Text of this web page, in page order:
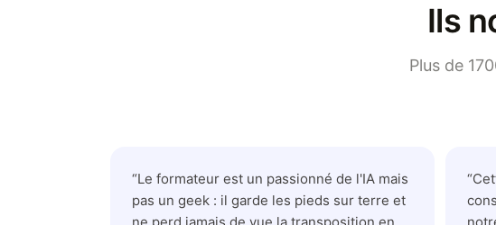
Ils
Plus de
“Le formateur est un passionné de l'IA mais
pas un geek : il garde les pieds sur terre et
“